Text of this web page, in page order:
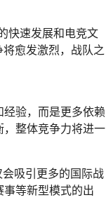
快速发展和电竞文
愈发激烈，战队之
验，而是更多依赖
，整体竞争力将进一
吸引更多的国际战
事等新型模式的出